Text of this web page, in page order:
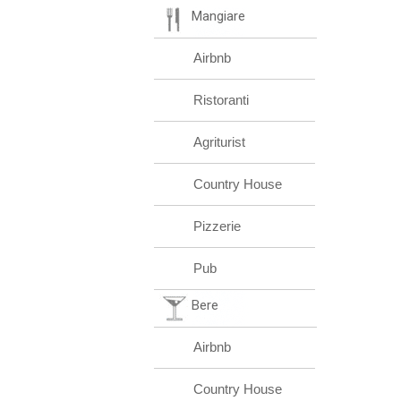
Mangiare
Airbnb
Ristoranti
Agriturist
Country House
Pizzerie
Pub
Bere
Airbnb
Country House